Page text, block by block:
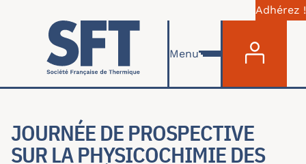
Aller au contenu principal
Adhérez !
Menu
JOURNÉE DE PROSPECTIVE
SUR LA PHYSICOCHIMIE DES